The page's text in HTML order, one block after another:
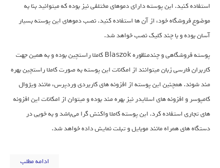
استفاده کنید. این پوسته دارای دموهای مختلفی نیز بوده که میتوانید بنا به
موضوع فروشگاه خود، از آن ها استفاده کنید. نصب دموهای این پوسته بسیار
آسان بوده و با چند کلیک نصب خواهد شد.
پوسته فروشگاهی و چندمنظوره Blaszok کاملا راستچین بوده و به همین جهت
کاربران فارسی زبان میتوانند از امکانات این پوسته به صورت کاملا راستچین بهره
مند شوند. همچنین این پوسته از افزونه های کاربردی وردپرس، مانند ویژوال
کامپوسر و افزونه های اسلایدر نیز بهره مند بوده و میتوان از امکانات این افزونه
های تجاری استفاده کرد. این پوسته کاملا واکنش گرا می‌باشد و به خوبی در
دستگاه های همراه مانند موبایل و تبلت نمایش داده خواهد شد.
ادامه مطلب